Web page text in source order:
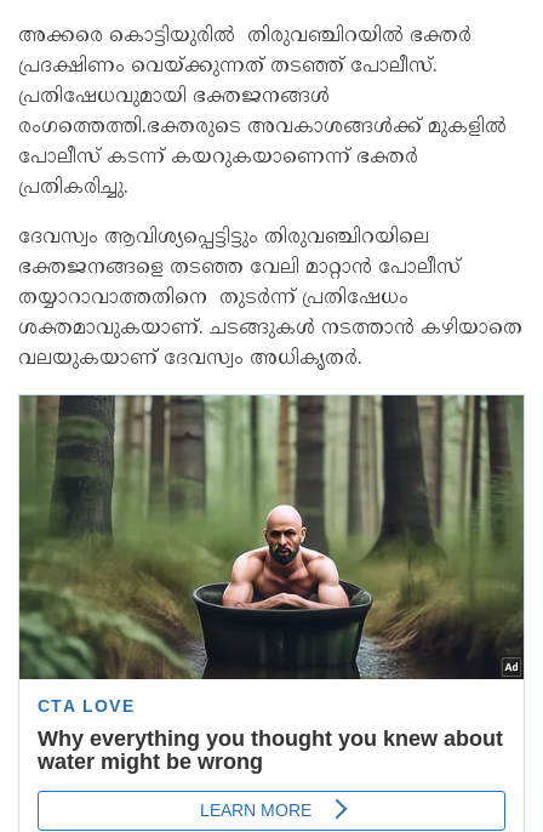
അക്കരെ കൊട്ടിയുരിൽ തിരുവഞ്ചിറയിൽ ഭക്തർ
പ്രദക്ഷിണം വെയ്ക്കുന്നത് തടഞ്ഞ് പോലീസ്.
പ്രതിഷേധവുമായി ഭക്തജനങ്ങൾ
രംഗത്തെത്തി.ഭക്തരുടെ അവകാശങ്ങൾക്ക് മുകളിൽ
പോലീസ് കടന്ന് കയറുകയാണെന്ന് ഭക്തർ
പ്രതികരിച്ചു.
ദേവസ്വം ആവിശ്യപ്പെട്ടിട്ടും തിരുവഞ്ചിറയിലെ
ഭക്തജനങ്ങളെ തടഞ്ഞ വേലി മാറ്റാൻ പോലീസ്
തയ്യാറാവാത്തതിനെ തുടർന്ന് പ്രതിഷേധം
ശക്തമാവുകയാണ്. ചടങ്ങുകൾ നടത്താൻ കഴിയാതെ
വലയുകയാണ് ദേവസ്വം അധികൃതർ.